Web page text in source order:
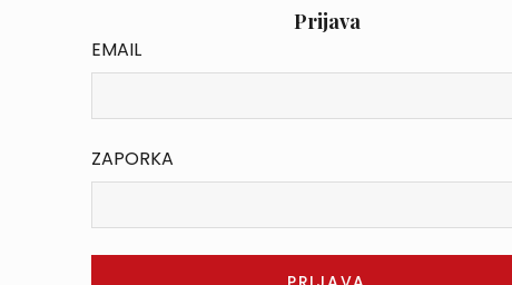
Prijava
EMAIL
ZAPORKA